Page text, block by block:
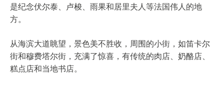
是纪念伏尔泰、卢梭、雨果和居里夫人等法国伟人的地
方。
从海滨大道眺望，景色美不胜收，周围的小街，如笛卡尔
街和穆费塔尔街，充满了惊喜，有传统的肉店、奶酪店、
糕点店和当地书店。